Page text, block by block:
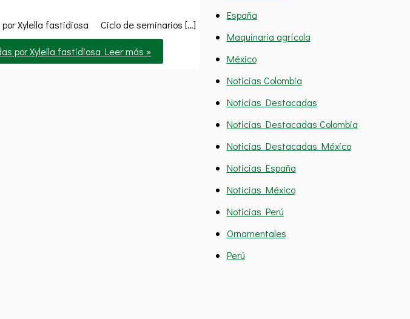
por Xylella fastidiosa Ciclo de seminarios […]
por Xylella fastidiosa Leer más »
España
Maquinaria agrícola
México
Noticias Colombia
Noticias Destacadas
Noticias Destacadas Colombia
Noticias Destacadas México
Noticias España
Noticias México
Noticias Perú
Ornamentales
Perú